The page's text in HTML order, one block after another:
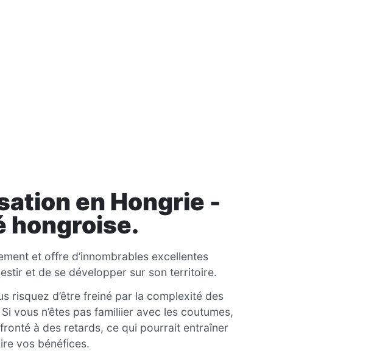
en Hongrie -
hongroise.
et offre d’innombrables excellentes
et de se développer sur son territoire.
risquez d’être freiné par la complexité des
vous n’êtes pas familiier avec les coutumes,
à des retards, ce qui pourrait entraîner
vos bénéfices.